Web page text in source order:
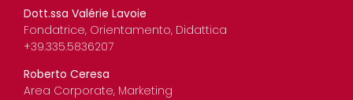
Dott.ssa Valérie Lavoie
Fondatrice, Orientamento, Didattica
+39.335.5836207
Roberto Ceresa
Area Corporate, Marketing